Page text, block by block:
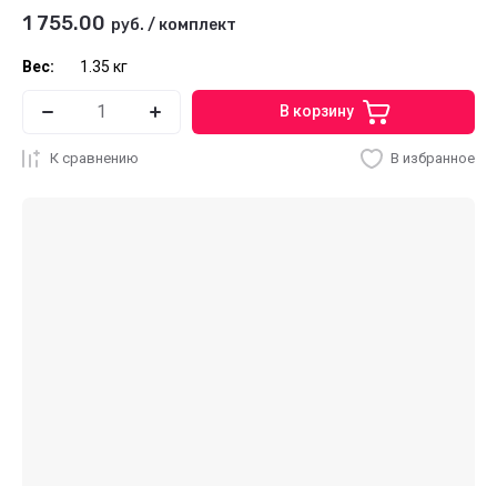
1 755.00 руб. / комплект
Вес: 1.35 кг
В корзину
К сравнению В избранное